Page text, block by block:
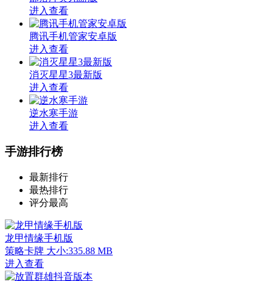
进入查看
腾讯手机管家安卓版
进入查看
消灭星星3最新版
进入查看
逆水寒手游
进入查看
手游排行榜
最新排行
最热排行
评分最高
龙甲情缘手机版
策略卡牌 大小:335.88 MB
进入查看